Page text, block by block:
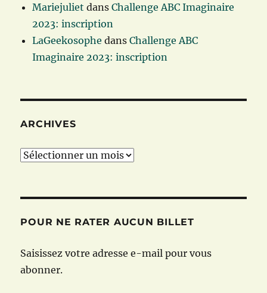
Mariejuliet dansChallenge ABC Imaginaire
2023: inscription
LaGeekosophe dansChallenge ABC
Imaginaire 2023: inscription
ARCHIVES
Archives
POUR NE RATER AUCUN BILLET
Saisissez votre adresse e-mail pour vous
abonner.